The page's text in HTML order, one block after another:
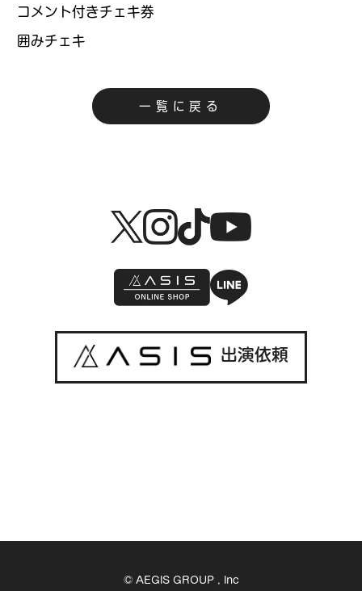
コメント付きチェキ券
囲みチェキ
一覧に戻る
出演依頼
© AEGIS GROUP , Inc